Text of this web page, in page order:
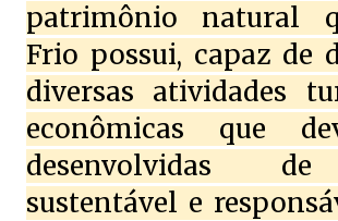
patrimônio natural
Frio possui, capaz de
diversas atividades
econômicas que
desenvolvidas
sustentável e